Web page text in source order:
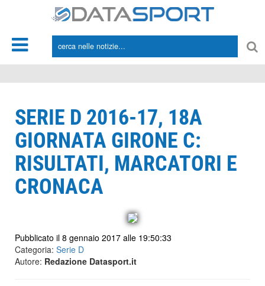
SERIE D 2016-17, 18A
GIORNATA GIRONE C:
RISULTATI, MARCATORI E
CRONACA
Pubblicato il 8 gennaio 2017 alle 19:50:33
Categoria: Serie D
Autore: Redazione Datasport.it